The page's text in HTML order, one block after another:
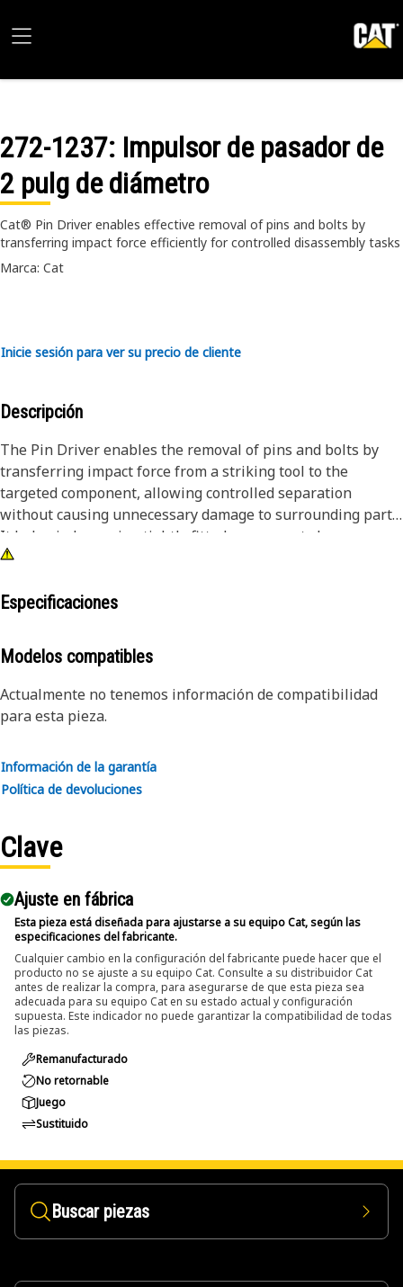
272-1237: Impulsor de pasador de
2 pulg de diámetro
Cat® Pin Driver enables effective removal of pins and bolts by
transferring impact force efficiently for controlled disassembly tasks
Marca: Cat
Inicie sesión para ver su precio de cliente
Descripción
The Pin Driver enables the removal of pins and bolts by
transferring impact force from a striking tool to the
targeted component, allowing controlled separation
without causing unnecessary damage to surrounding parts.
It helps in loosening tightly fitted components by
delivering focused force, making disassembly tasks more
maintenance work. The driver supports accurate force
chances of misalignment or surface damage.
Attributes:
• Supports safe handling during disassembly processes.
• Enables faster removal compared to manual methods.
and up to 2.5 inch (63.5 mm) in diameter.
• Reduces the chances of deformation during removal.
Applications:
The Pin Driver is used in maintenance areas where pins
controlled and efficient removal without affecting
surrounding components.
Especificaciones
Modelos compatibles
Actualmente no tenemos información de compatibilidad
para esta pieza.
Información de la garantía
Política de devoluciones
Clave
Ajuste en fábrica
Esta pieza está diseñada para ajustarse a su equipo Cat, según las
especificaciones del fabricante.
Cualquier cambio en la configuración del fabricante puede hacer que el
producto no se ajuste a su equipo Cat. Consulte a su distribuidor Cat
antes de realizar la compra, para asegurarse de que esta pieza sea
adecuada para su equipo Cat en su estado actual y configuración
supuesta. Este indicador no puede garantizar la compatibilidad de todas
las piezas.
Remanufacturado
No retornable
Juego
Sustituido
Buscar piezas